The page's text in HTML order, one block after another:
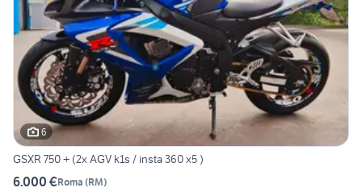
6
GSXR 750 + (2x AGV k1s / insta 360 x5 )
6.000 €Roma (RM)